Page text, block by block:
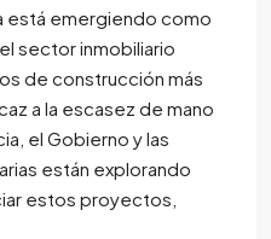
está emergiendo como
sector inmobiliario
de construcción más
a la escasez de mano
el Gobierno y las
están explorando
estos proyectos,